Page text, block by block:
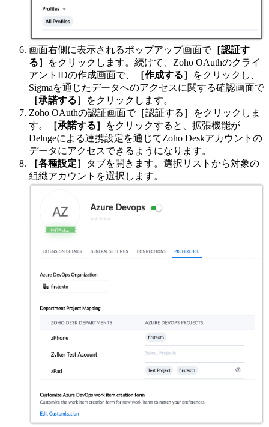
画面右側に表示されるポップアップ画面で［認証す
る］
をクリックします。続けて、Zoho OAuthのクライ
アントIDの作成画面で、
［作成する］
をクリックし、
Sigmaを通じたデータへのアクセスに関する確認画面で
［承諾する］
をクリックします。
Zoho OAuthの認証画面で［認証する］をクリックしま
す。
［承諾する］
をクリックすると、拡張機能が
Delugeによる連携設定を通じてZoho Deskアカウントの
データにアクセスできるようになります。
［各種設定］
タブを開きます。選択リストから対象の
組織アカウントを選択します。